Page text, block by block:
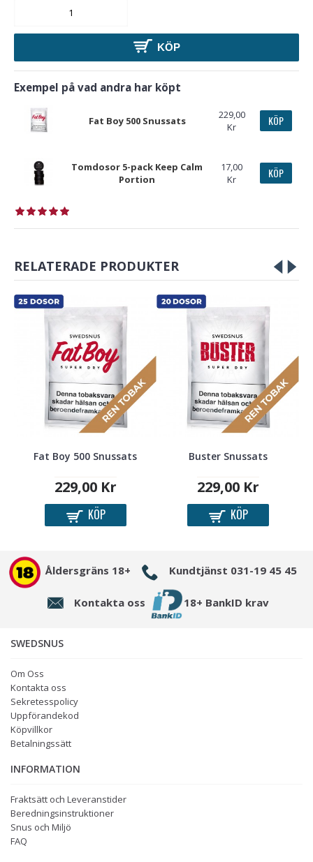
KÖP
Exempel på vad andra har köpt
Fat Boy 500 Snussats
229,00
Kr
KÖP
Tomdosor 5-pack Keep Calm
Portion
17,00
Kr
KÖP
RELATERADE PRODUKTER
Fat Boy 500 Snussats
229,00 Kr
KÖP
Buster Snussats
229,00 Kr
KÖP
Åldersgräns 18+ Kundtjänst 031-19 45 45
Kontakta oss 18+ BankID krav
SWEDSNUS
Om Oss
Kontakta oss
Sekretesspolicy
Uppförandekod
Köpvillkor
Betalningssätt
INFORMATION
Fraktsätt och Leveranstider
Beredningsinstruktioner
Snus och Miljö
FAQ